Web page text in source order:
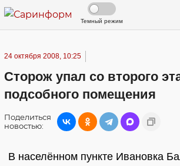
Темный режим
24 октября 2008, 10:25
Сторож упал со второго
подсобного помещения
Поделиться
новостью:
В населённом пункте Ивановка